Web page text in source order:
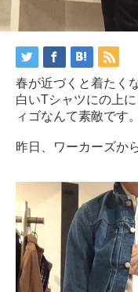
春が近づくと着たく
白いTシャツにの上
ィゴなんて素敵です。
昨日、ワーカーズか